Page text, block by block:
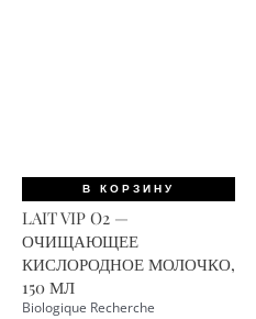
В КОРЗИНУ
LAIT VIP O2 —
ОЧИЩАЮЩЕЕ
КИСЛОРОДНОЕ МОЛОЧКО,
150 МЛ
Biologique Recherche